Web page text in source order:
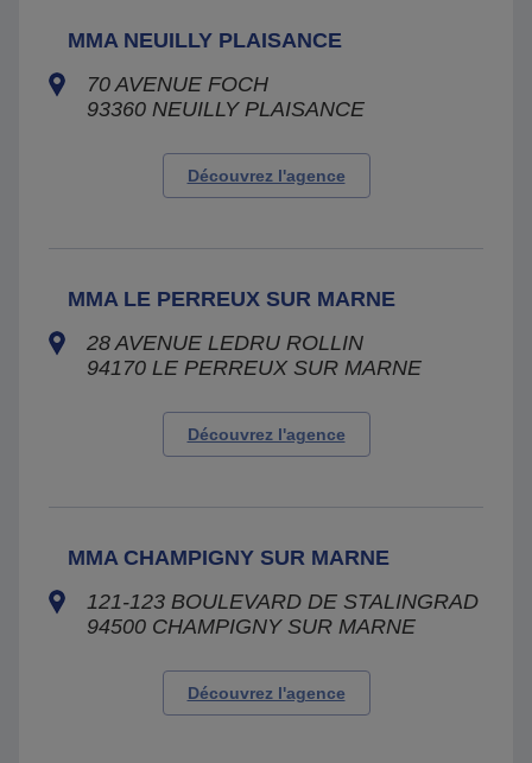
MMA NEUILLY PLAISANCE
70 AVENUE FOCH
93360 NEUILLY PLAISANCE
Découvrez l'agence
MMA LE PERREUX SUR MARNE
28 AVENUE LEDRU ROLLIN
94170 LE PERREUX SUR MARNE
Découvrez l'agence
MMA CHAMPIGNY SUR MARNE
121-123 BOULEVARD DE STALINGRAD
94500 CHAMPIGNY SUR MARNE
Découvrez l'agence